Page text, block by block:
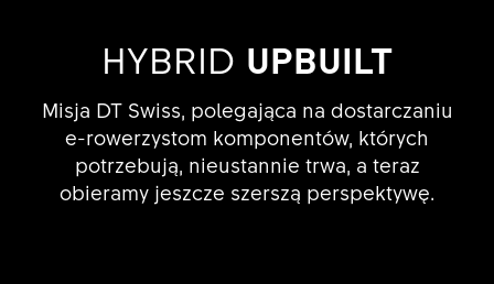
HYBRID UPBUILT
Misja DT Swiss, polegająca na dostarczaniu
e-rowerzystom komponentów, których
potrzebują, nieustannie trwa, a teraz
obieramy jeszcze szerszą perspektywę.